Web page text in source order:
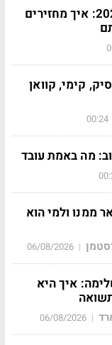
זיכוי מס על תרומות 2026: איך מחזירים
קימי, קוואן
00:24
מה באמת עובד
ממנו ולמי הוא
|
06/08/2026
איך היא
|
06/08/2026